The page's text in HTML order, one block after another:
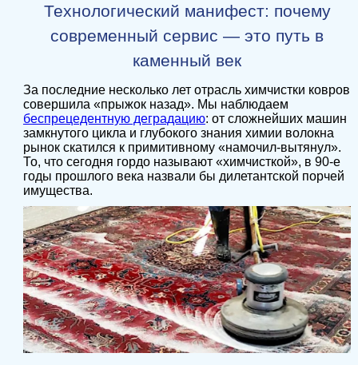
Технологический манифест: почему
современный сервис — это путь в
каменный век
За последние несколько лет отрасль химчистки ковров
совершила «прыжок назад». Мы наблюдаем
беспрецедентную деградацию: от сложнейших машин
замкнутого цикла и глубокого знания химии волокна
рынок скатился к примитивному «намочил-вытянул».
То, что сегодня гордо называют «химчисткой», в 90-е
годы прошлого века назвали бы дилетантской порчей
имущества.